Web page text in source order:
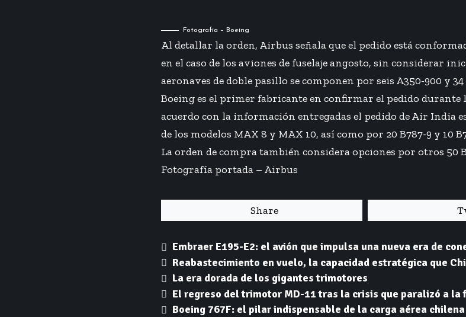
Fotografía – Boeing
Al detallar la orden, Airbus señala que el pedido está
en el caso de los aviones de fuselaje angosto, sin considerar
aeronaves de doble pasillo se componen por seis A350-900 y 34
Boeing es el primer fabricante en confirmar el pedido durante
acuerdo con la información entregadas el pedido de Air India
de los modelos MAX 8 y MAX 10, así como por 20 B787-9 y 10
La orden de compra también considera opciones por otros 50
Fotografía portada – Airbus
Share
Embraer E195-E2: el avión que impulsa una nueva era de
Reabastecimiento en vuelo, la capacidad estratégica que
La era dorada de los gigantes trimotores
El regreso del trimotor MD-11 tras la crisis que paralizó a la
Boeing 767F: el pilar indispensable de la carga aérea chilena